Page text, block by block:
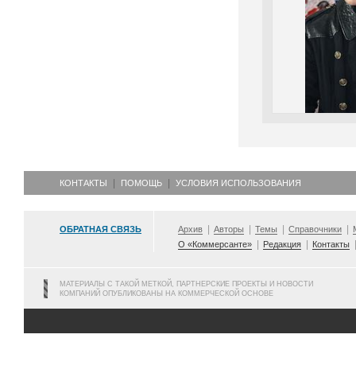
КОНТАКТЫ ПОМОЩЬ УСЛОВИЯ ИСПОЛЬЗОВАНИЯ
ОБРАТНАЯ СВЯЗЬ Архив Авторы Темы Справочники
О «Коммерсанте»
Редакция Контакты
МАТЕРИАЛЫ С ТАКОЙ МЕТКОЙ, ПАРТНЕРСКИЕ ПРОЕКТЫ И НОВОСТИ
КОМПАНИЙ ОПУБЛИКОВАНЫ НА КОММЕРЧЕСКОЙ ОСНОВЕ